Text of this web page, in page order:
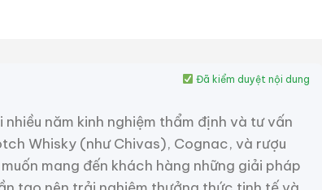
Bình Gốm Sứ Trắng V4
Pure Malt 12 Sunbirds 2003toát lên vẻ quý
tròn như phiên bản năm 2006, phiên bản V4
nhiều năm kinh nghiệm thẩm định và tư vấn
Whisky (như Chivas), Cognac, và rượu
mang đến khách hàng những giải pháp
Đã kiểm duyệt nội dung